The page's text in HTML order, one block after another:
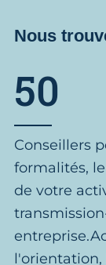
Nous
50
Conseillers
formalités,
de votre
l'orientation,